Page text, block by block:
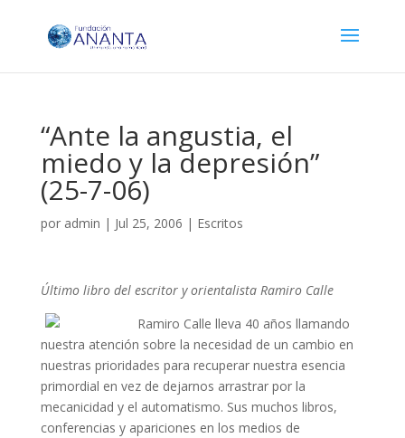
“Ante la angustia, el
miedo y la depresión”
(25-7-06)
por admin | Jul 25, 2006 | Escritos
Último libro del escritor y orientalista Ramiro Calle
Ramiro Calle lleva 40 años llamando
nuestra atención sobre la necesidad de un cambio en
nuestras prioridades para recuperar nuestra esencia
primordial en vez de dejarnos arrastrar por la
mecanicidad y el automatismo. Sus muchos libros,
conferencias y apariciones en los medios de